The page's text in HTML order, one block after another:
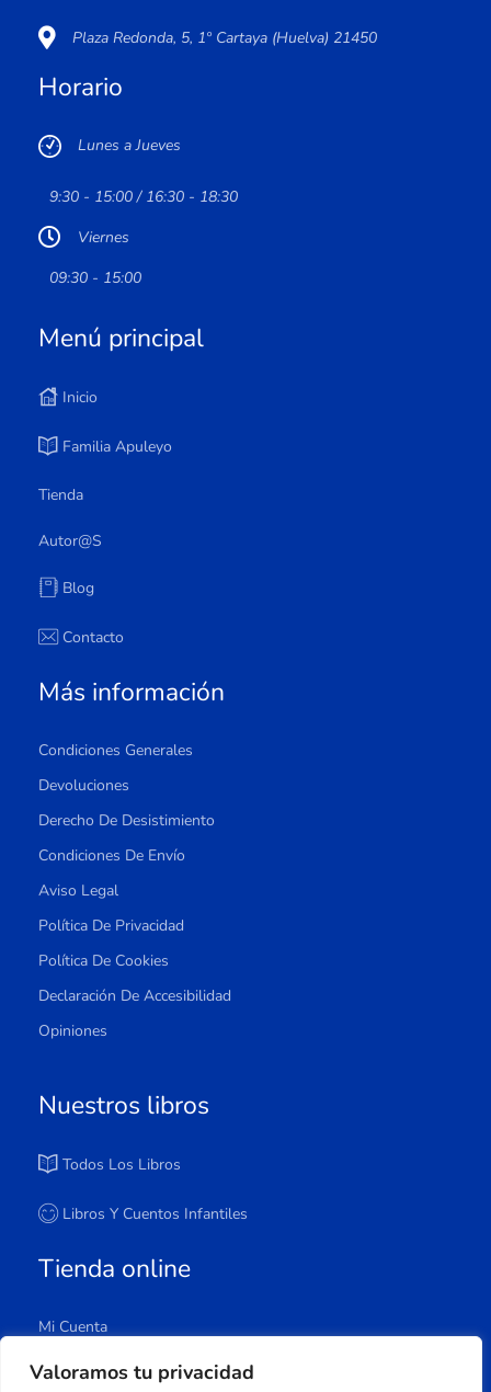
Valoramos tu privacidad
Plaza Redonda, 5, 1º Cartaya (Huelva) 21450
Horario
Lunes a Jueves
9:30 - 15:00 / 16:30 - 18:30
Viernes
09:30 - 15:00
Menú principal
Inicio
Familia Apuleyo
Tienda
Autor@s
Blog
Contacto
Más información
Condiciones Generales
Devoluciones
Derecho De Desistimiento
Condiciones De Envío
Aviso Legal
Política De Privacidad
Política De Cookies
Declaración De Accesibilidad
Opiniones
Nuestros libros
Todos Los Libros
Libros Y Cuentos Infantiles
Tienda online
Mi Cuenta
Carrito